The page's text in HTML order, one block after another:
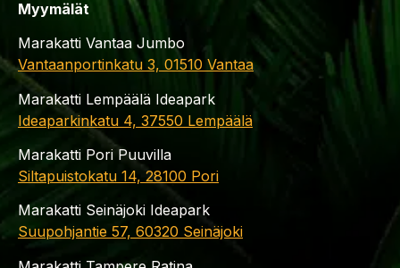
Myymälät
Marakatti Vantaa Jumbo
Vantaanportinkatu 3, 01510 Vantaa
Marakatti Lempäälä Ideapark
Ideaparkinkatu 4, 37550 Lempäälä
Marakatti Pori Puuvilla
Siltapuistokatu 14, 28100 Pori
Marakatti Seinäjoki Ideapark
Suupohjantie 57, 60320 Seinäjoki